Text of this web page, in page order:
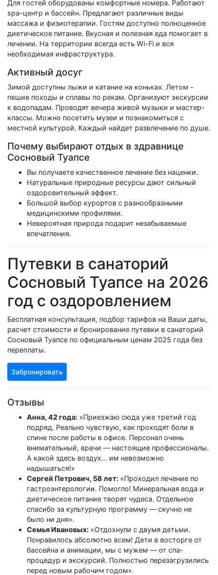
Для гостей оборудованы комфортные номера. Работают
spa-центр и бассейн. Предлагают различные виды
массажа и физиотерапии. Гостям доступно полноценное
диетическое питание. Вкусная и полезная еда помогает в
лечении. На территории всегда есть Wi-Fi и вся
необходимая инфраструктура.
Активный досуг
Зимой доступны лыжи и катание на коньках. Летом -
пешие походы и сплавы по рекам. Организуют экскурсии
к водопадам. Проводят вечера живой музыки и мастер-
классы. Можно посетить музеи и познакомиться с
местной культурой. Каждый найдет развлечение по душе.
Почему выбирают отдых в здравнице
Сосновый Туапсе
Вы получаете качественное лечение без наценки.
Натуральные природные ресурсы дают сильный
оздоровительный эффект.
Большой выбор курортов с разнообразными
медицинскими профилями.
Невероятная природа подарит незабываемые
впечатления.
Путевки в санаторий
Сосновый Туапсе на 2026
год с оздоровлением
Бесплатная консультация, подбор тарифов на Ваши даты,
расчет стоимости и бронирование путевки в санаторий
Сосновый Туапсе по официальным ценам 2025 года без
переплаты.
Забронировать
Отзывы
Анна, 42 года: «Приезжаю сюда уже третий год
подряд. Реально чувствую, как проходят боли в
спине после работы в офисе. Персонал очень
внимательный, врачи — настоящие профессионалы.
А какой здесь воздух... им невозможно
надышаться!»
Сергей Петрович, 58 лет: «Проходил лечение по
гастроэнтерологии. Помогло! Минеральная вода и
диетическое питание творят чудеса. Отдельное
спасибо за культурную программу — скучно не
было ни дня».
Семья Ивановых: «Отдохнули с двумя детьми.
Понравилось абсолютно всем! Дети в восторге от
бассейна и анимации, мы с мужем — от спа-
процедур и экскурсий. Полностью перезагрузились
перед новым рабочим годом».